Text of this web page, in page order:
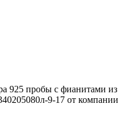
925 пробы с фианитами из
9-17 от компании